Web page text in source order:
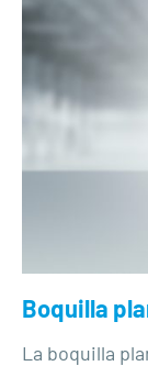
Boquilla
La boquilla